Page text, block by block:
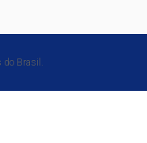
do Brasil.